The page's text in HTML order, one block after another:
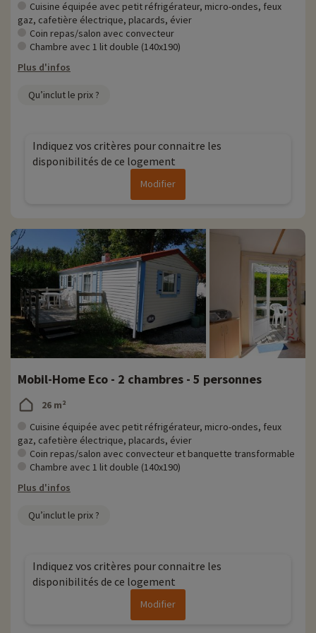
vous pouvez les découvrir
en cliquant ici !
Plus d'informations
• Animaux de compagnie acceptés, en supplément
Cuisine équipée avec petit réfrigérateur, micro-ondes, feux
gaz, cafetière électrique, placards, évier
Coin repas/salon avec convecteur
Chambre avec 1 lit double (140x190)
Plus d'infos
Qu’inclut le prix ?
Indiquez vos critères pour connaitre les
disponibilités de ce logement
Modifier
Mobil-Home Eco - 2 chambres - 5 personnes
26 m²
Cuisine équipée avec petit réfrigérateur, micro-ondes, feux
gaz, cafetière électrique, placards, évier
Coin repas/salon avec convecteur et banquette transformable
Chambre avec 1 lit double (140x190)
Plus d'infos
Qu’inclut le prix ?
Indiquez vos critères pour connaitre les
disponibilités de ce logement
Modifier